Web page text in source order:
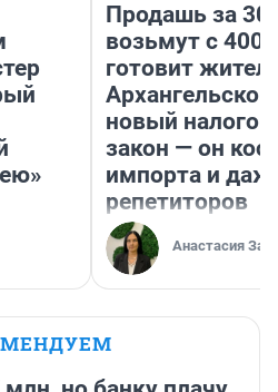
Продашь за
возьмут с
готовит
новый
закон — он
импорта и
репетиторов
Анастасия